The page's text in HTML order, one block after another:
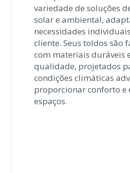
variedade de soluções
solar e ambiental,
necessidades
cliente. Seus toldos são
com materiais duráveis
qualidade, projetados
condições climáticas
proporcionar conforto e
espaços.